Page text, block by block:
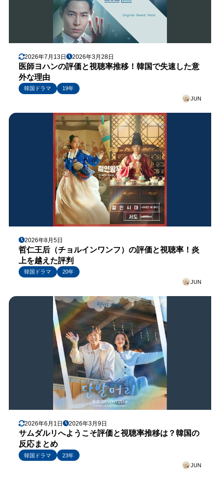
2026年7月13日 2026年3月28日
医師ヨハンの評価と視聴率推移！韓国で失速した意
外な理由
韓国ドラマ
19年
JUN
2026年8月5日
哲仁王后（チョルインワンフ）の評価と視聴率！炎
上を越えた評判
韓国ドラマ
20年
JUN
2026年6月1日 2026年3月9日
サムダルリへようこそ評価と視聴率推移は？韓国の
反応まとめ
韓国ドラマ
23年
JUN